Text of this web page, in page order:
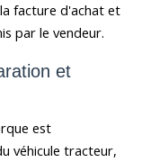
facture d'achat et
par le vendeur.
et
est
véhicule tracteur,